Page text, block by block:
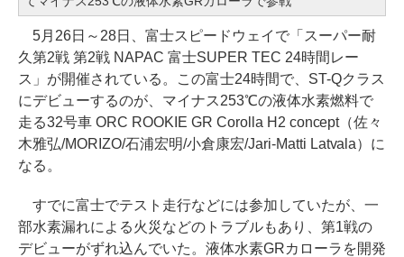
5月26日～28日、富士スピードウェイで「スーパー耐
久第2戦 第2戦 NAPAC 富士SUPER TEC 24時間レー
ス」が開催されている。この富士24時間で、ST-Qクラス
にデビューするのが、マイナス253℃の液体水素燃料で
走る32号車 ORC ROOKIE GR Corolla H2 concept（佐々
木雅弘/MORIZO/石浦宏明/小倉康宏/Jari-Matti Latvala）に
なる。
すでに富士でテスト走行などには参加していたが、一
部水素漏れによる火災などのトラブルもあり、第1戦の
デビューがずれ込んでいた。液体水素GRカローラを開発